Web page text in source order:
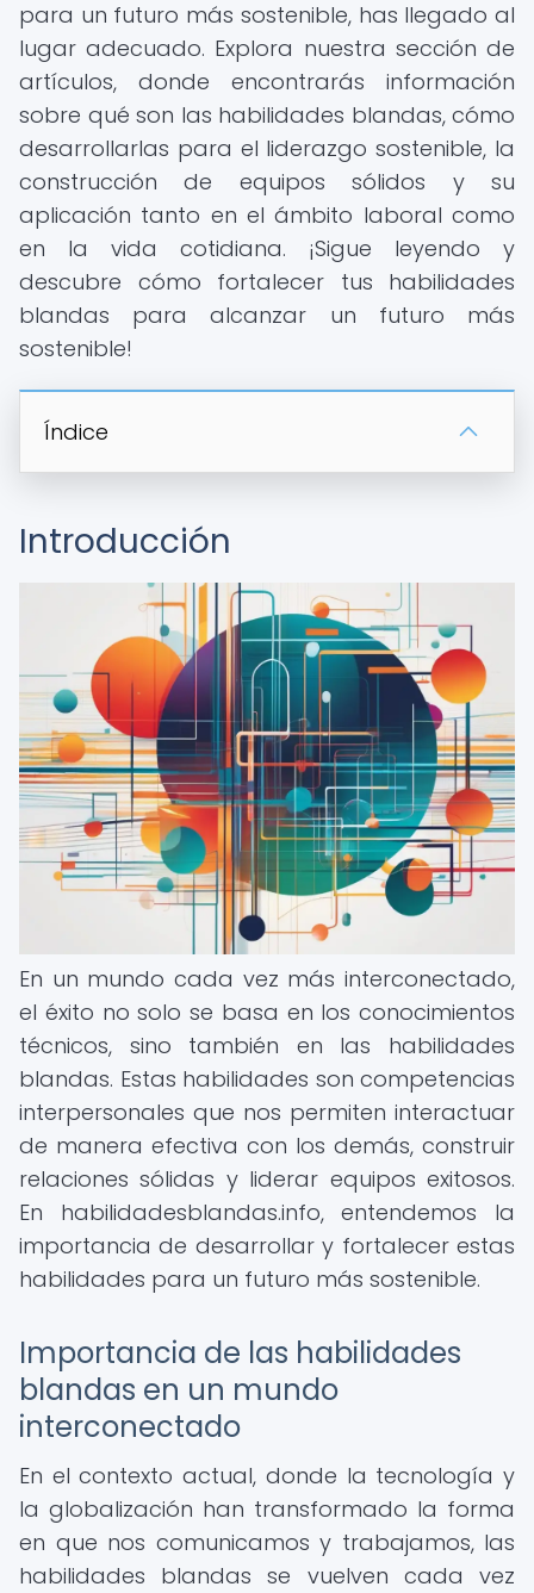
para un futuro más sostenible, has llegado al
lugar adecuado. Explora nuestra sección de
artículos, donde encontrarás información
sobre qué son las habilidades blandas, cómo
desarrollarlas para el liderazgo sostenible, la
construcción de equipos sólidos y su
aplicación tanto en el ámbito laboral como
en la vida cotidiana. ¡Sigue leyendo y
descubre cómo fortalecer tus habilidades
blandas para alcanzar un futuro más
sostenible!
Índice
Introducción
En un mundo cada vez más interconectado,
el éxito no solo se basa en los conocimientos
técnicos, sino también en las habilidades
blandas. Estas habilidades son competencias
interpersonales que nos permiten interactuar
de manera efectiva con los demás, construir
relaciones sólidas y liderar equipos exitosos.
En habilidadesblandas.info, entendemos la
importancia de desarrollar y fortalecer estas
habilidades para un futuro más sostenible.
Importancia de las habilidades
blandas en un mundo
interconectado
En el contexto actual, donde la tecnología y
la globalización han transformado la forma
en que nos comunicamos y trabajamos, las
habilidades blandas se vuelven cada vez